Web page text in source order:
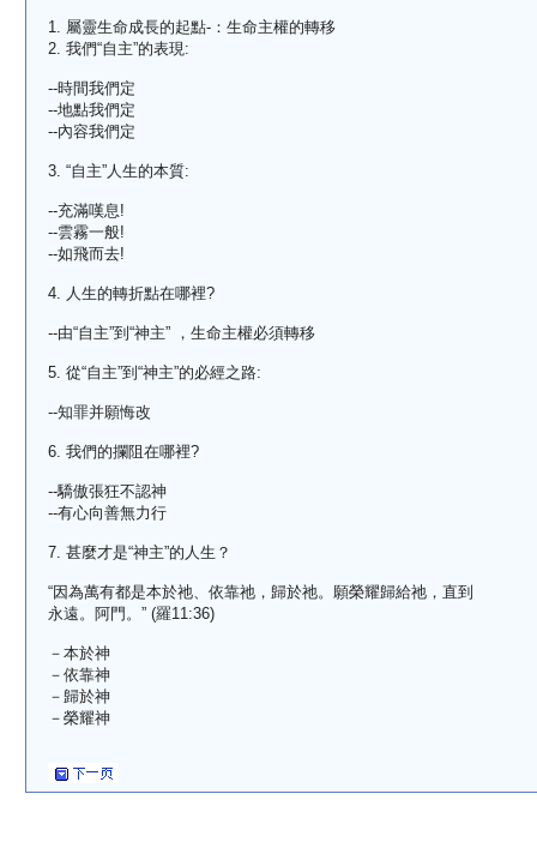
1. 屬靈生命成長的起點-：生命主權的轉移
2. 我們“自主”的表現:
--時間我們定
--地點我們定
--內容我們定
3. “自主”人生的本質:
--充滿嘆息!
--雲霧一般!
--如飛而去!
4. 人生的轉折點在哪裡?
--由“自主”到“神主” ，生命主權必須轉移
5. 從“自主”到“神主”的必經之路:
--知罪并願悔改
6. 我們的攔阻在哪裡?
--驕傲張狂不認神
--有心向善無力行
7. 甚麼才是“神主”的人生？
“因為萬有都是本於祂、依靠祂，歸於祂。願榮耀歸給祂，直到
永遠。阿門。” (羅11:36)
－本於神
－依靠神
－歸於神
－榮耀神